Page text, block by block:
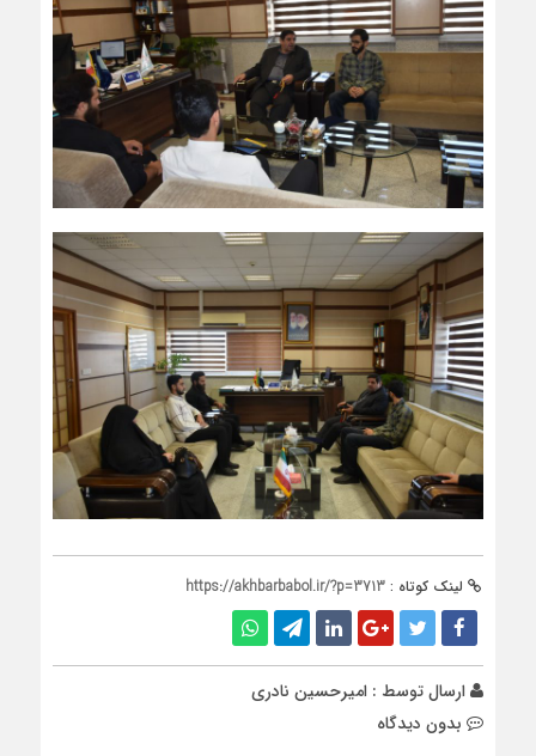
لینک کوتاه : https://akhbarbabol.ir/?p=3713
ارسال توسط : امیرحسین نادری
بدون دیدگاه